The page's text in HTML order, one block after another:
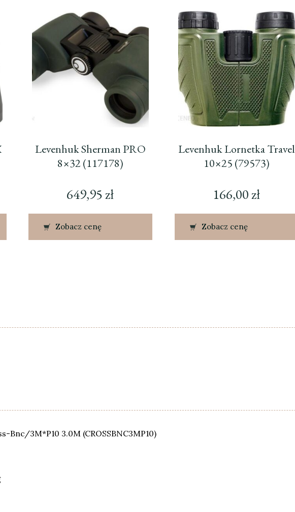
Levenhuk Sherman PRO
8×32 (117178)
649,95zł
Zobacz cenę
Levenhuk Lornetka Travel
10×25 (79573)
166,00zł
Zobacz cenę
Bnc/3M*P10 3.0M (CROSSBNC3MP10)